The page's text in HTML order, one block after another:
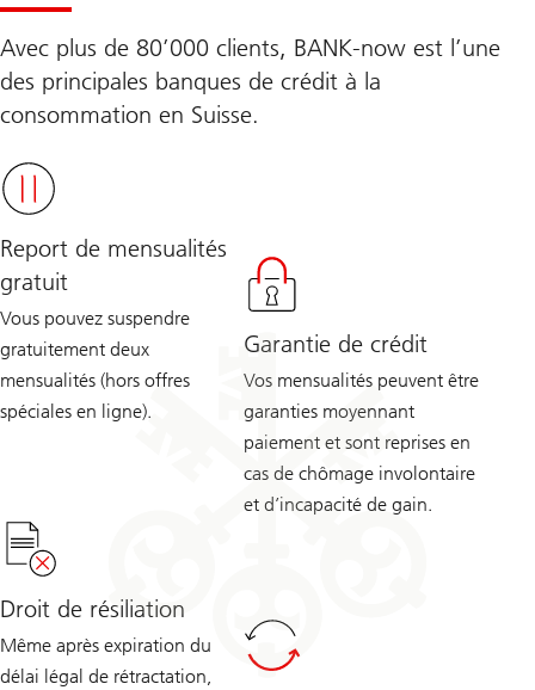
Avec plus de 80’000 clients, BANK-now est l’une
des principales banques de crédit à la
consommation en Suisse.
Report de mensualités
gratuit
Vous pouvez suspendre
gratuitement deux
mensualités (hors offres
spéciales en ligne).
Garantie de crédit
Vos mensualités peuvent être
garanties moyennant
paiement et sont reprises en
cas de chômage involontaire
et d’incapacité de gain.
Droit de résiliation
Même après expiration du
délai légal de rétractation,